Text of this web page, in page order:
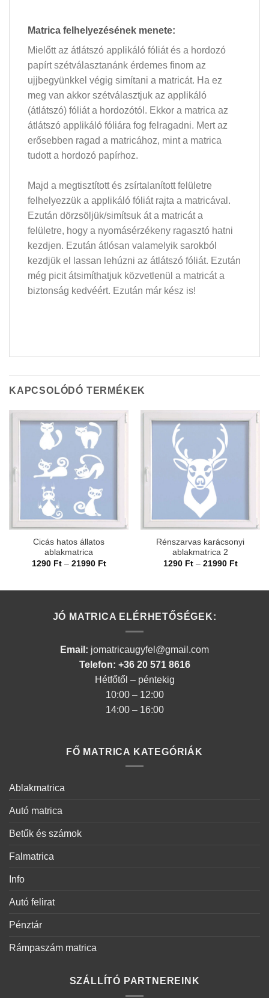
Matrica felhelyezésének menete:
Mielőtt az átlátszó applikáló fóliát és a hordozó
papírt szétválasztanánk érdemes finom az
ujjbegyünkkel végig simítani a matricát. Ha ez
meg van akkor szétválasztjuk az applikáló
(átlátszó) fóliát a hordozótól. Ekkor a matrica az
átlátszó applikáló fóliára fog felragadni. Mert az
erősebben ragad a matricához, mint a matrica
tudott a hordozó papírhoz.
Majd a megtisztított és zsírtalanított felületre
felhelyezzük a applikáló fóliát rajta a matricával.
Ezután dörzsöljük/simítsuk át a matricát a
felületre, hogy a nyomásérzékeny ragasztó hatni
kezdjen. Ezután átlósan valamelyik sarokból
kezdjük el lassan lehúzni az átlátszó fóliát. Ezután
még picit átsimíthatjuk közvetlenül a matricát a
biztonság kedvéért. Ezután már kész is!
KAPCSOLÓDÓ TERMÉKEK
Cicás hatos állatos
ablakmatrica
1290 Ft – 21990 FtÁrtartomány:
Rénszarvas karácsonyi
ablakmatrica 2
1290 Ft – 21990 Ft
JÓ MATRICA ELÉRHETŐSÉGEK:
Email: jomatricaugyfel@gmail.com
Telefon: +36 20 571 8616
Hétfőtől – péntekig
10:00 – 12:00
14:00 – 16:00
FŐ MATRICA KATEGÓRIÁK
Ablakmatrica
Autó matrica
Betűk és számok
Falmatrica
Info
Autó felirat
Pénztár
Rámpaszám matrica
SZÁLLÍTÓ PARTNEREINK